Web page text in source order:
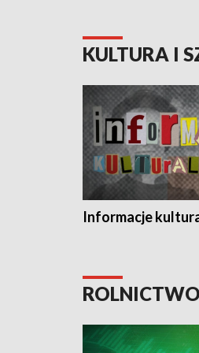
KULTURA I
Informacje